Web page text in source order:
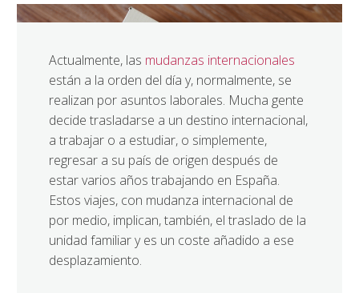
Actualmente, las mudanzas internacionales
están a la orden del día y, normalmente, se
realizan por asuntos laborales. Mucha gente
decide trasladarse a un destino internacional,
a trabajar o a estudiar, o simplemente,
regresar a su país de origen después de
estar varios años trabajando en España.
Estos viajes, con mudanza internacional de
por medio, implican, también, el traslado de la
unidad familiar y es un coste añadido a ese
desplazamiento.